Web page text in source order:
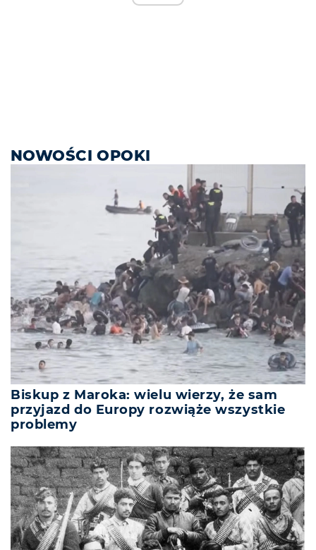
NOWOŚCI OPOKI
Biskup z Maroka: wielu wierzy, że sam
przyjazd do Europy rozwiąże wszystkie
problemy